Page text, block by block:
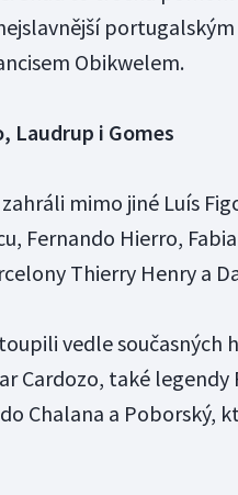
Obikwelem.
Laudrup i Gomes
mimo jiné Luís
Fernando Hierro,
Thierry Henry a
vedle současných
Cardozo, také
Chalana a Poborský,